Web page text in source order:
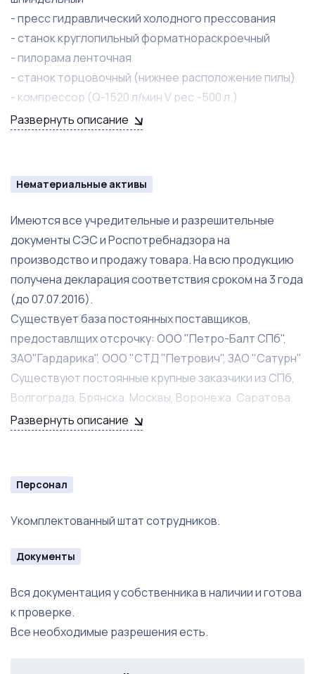
- пресс гидравлический холодного прессования
- станок круглопильный форматнораскроечный
- пилорама ленточная
- станок торцовочный (нижнее расположение пилы)
- компрессор (Q-1520 л/мин V рес.-500 л.)
- котел чугунный (отопление)
инструмент, пневмошпилькозабивной инструмент,
фрезер HITACHI и MAKITA, тележки гидравлические и
многое другое.
Соблюдены все условия для работы. На территории
производства имеется общежитие для проживания
рабочих.
Развернуть описание
Нематериальные активы
Имеются все учредительные и разрешительные
документы СЭС и Роспотребнадзора на
производство и продажу товара. На всю продукцию
получена декларация соответствия сроком на 3 года
(до 07.07.2016).
Существует база постоянных поставщиков,
предоставлщих отсрочку: ООО "Петро-Балт СПб",
ЗАО"Гардарика", ООО "СТД "Петрович", ЗАО "Сатурн"
Существуют постоянные крупные заказчики из СПб,
Волгограда, Брянска, Москвы, Воронежа, Саратова.
Развернуть описание
Персонал
Укомплектованный штат сотрудников.
Документы
Вся документация у собственника в наличии и готова
к проверке.
Все необходимые разрешения есть.